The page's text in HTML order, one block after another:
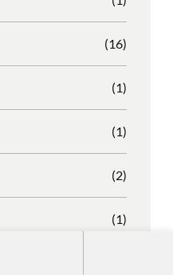
(16)
(1)
(1)
(2)
(1)